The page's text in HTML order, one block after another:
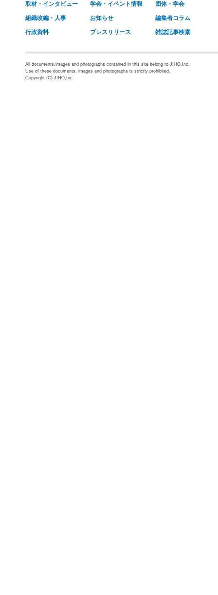
取材・インタビュー 学会・イベント情報 団体・学会
組織改編・人事 お知らせ 編集者コラム
行政資料 プレスリリース 雑誌記事検索
All documents,images and photographs contained in this site belong to JIHO,Inc.
Use of these documents, images and photographs is strictly prohibited.
Copyright (C) JIHO,Inc.